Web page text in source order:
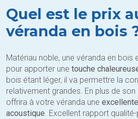
Quel est le prix
véranda en bois
Matériau noble, une véranda en bois
pour apporter une touche
bois étant léger, il va permettre la
relativement grandes. En plus de
offrira à votre véranda une
acoustique. Excellent rapport